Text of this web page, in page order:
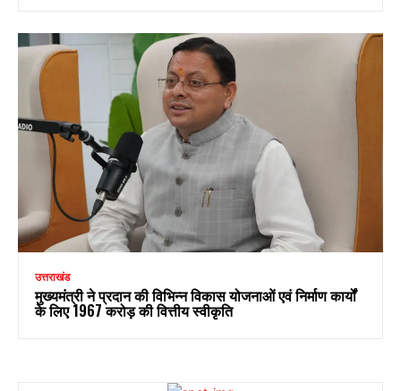
उत्तराखंड
मुख्यमंत्री ने प्रदान की विभिन्न विकास योजनाओं एवं निर्माण कार्यों
के लिए ₹1967 करोड़ की वित्तीय स्वीकृति